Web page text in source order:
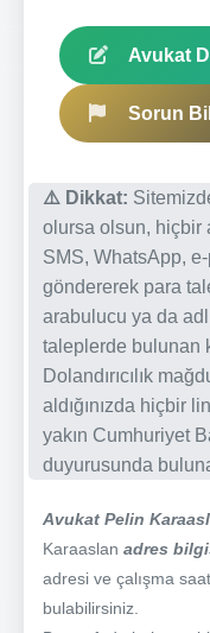
Avukat
Sorun
⚠️ Dikkat:
olursa olsun, hiçbir
SMS, WhatsApp,
göndererek para
arabulucu ya da
taleplerde bulunan
Dolandırıcılık
aldığınızda hiçbir
yakın Cumhuriyet
duyurusunda
Avukat Pelin
Karaaslan adres
adresi ve çalışma
bulabilirsiniz.